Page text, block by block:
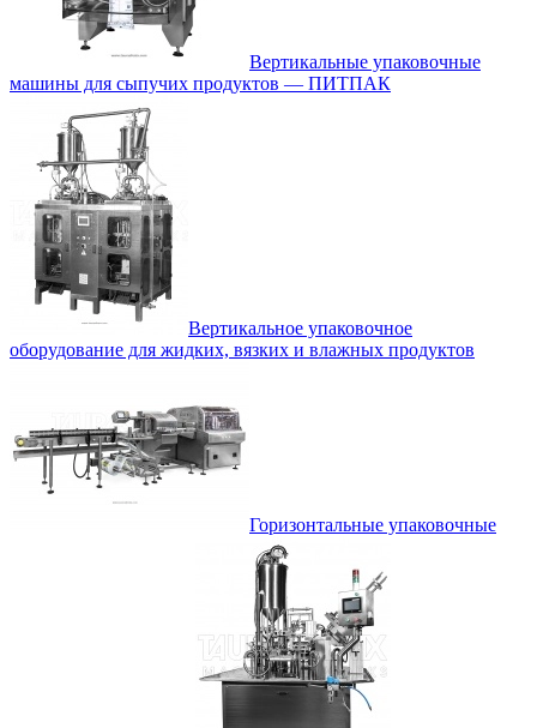
Вертикальные упаковочные
машины для сыпучих продуктов — ПИТПАК
Вертикальное упаковочное
оборудование для жидких, вязких и влажных продуктов
Горизонтальные упаковочные